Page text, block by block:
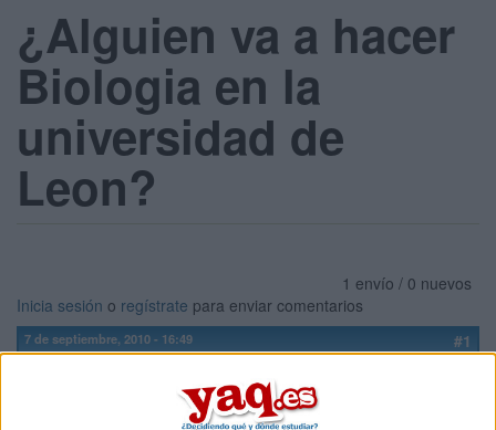
¿Alguien va a hacer
Biologia en la
universidad de
Leon?
1 envío / 0 nuevos
Inicia sesión o regístrate para enviar comentarios
7 de septiembre, 2010 - 16:49 #1
Desconectado
Empezamos el lunes, pero no se a que hora, y estoy bastante